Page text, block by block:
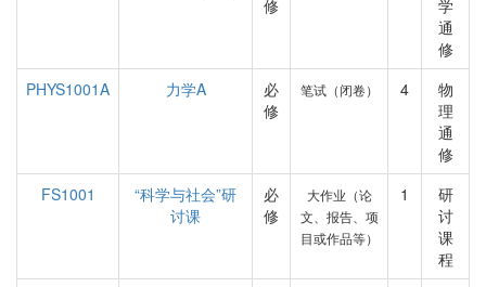
修
学
通
修
PHYS1001A
力学A
必
修
笔试（闭卷） 4
物
理
通
修
FS1001
“科学与社会”研
讨课
必
修
大作业（论
文、报告、项
目或作品等）
1
研
讨
课
程